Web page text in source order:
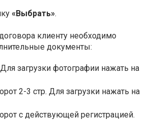
«Выбрать».
клиенту необходимо
документы:
загрузки фотографии нажать на
2-3 стр. Для загрузки нажать на
с действующей регистрацией.